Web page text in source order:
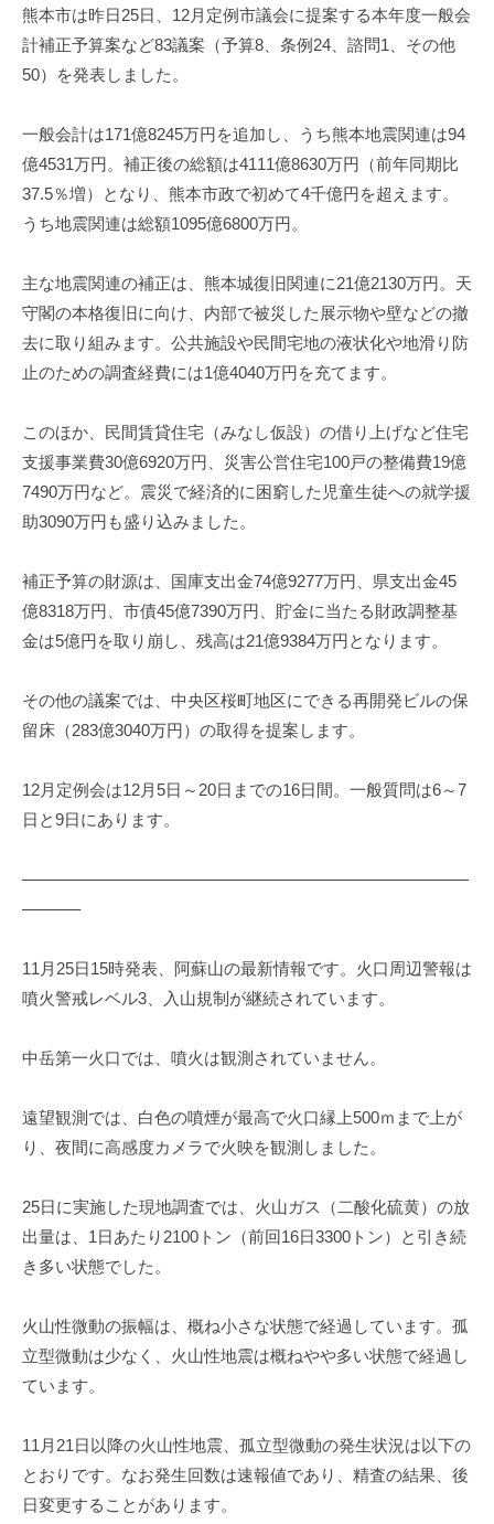
熊本市は昨日25日、12月定例市議会に提案する本年度一般会
計補正予算案など83議案（予算8、条例24、諮問1、その他
50）を発表しました。
一般会計は171億8245万円を追加し、うち熊本地震関連は94
億4531万円。補正後の総額は4111億8630万円（前年同期比
37.5％増）となり、熊本市政で初めて4千億円を超えます。
うち地震関連は総額1095億6800万円。
主な地震関連の補正は、熊本城復旧関連に21億2130万円。天
守閣の本格復旧に向け、内部で被災した展示物や壁などの撤
去に取り組みます。公共施設や民間宅地の液状化や地滑り防
止のための調査経費には1億4040万円を充てます。
このほか、民間賃貸住宅（みなし仮設）の借り上げなど住宅
支援事業費30億6920万円、災害公営住宅100戸の整備費19億
7490万円など。震災で経済的に困窮した児童生徒への就学援
助3090万円も盛り込みました。
補正予算の財源は、国庫支出金74億9277万円、県支出金45
億8318万円、市債45億7390万円、貯金に当たる財政調整基
金は5億円を取り崩し、残高は21億9384万円となります。
その他の議案では、中央区桜町地区にできる再開発ビルの保
留床（283億3040万円）の取得を提案します。
12月定例会は12月5日～20日までの16日間。一般質問は6～7
日と9日にあります。
———————————————————————————
———–
11月25日15時発表、阿蘇山の最新情報です。火口周辺警報は
噴火警戒レベル3、入山規制が継続されています。
中岳第一火口では、噴火は観測されていません。
遠望観測では、白色の噴煙が最高で火口縁上500ｍまで上が
り、夜間に高感度カメラで火映を観測しました。
25日に実施した現地調査では、火山ガス（二酸化硫黄）の放
出量は、1日あたり2100トン（前回16日3300トン）と引き続
き多い状態でした。
火山性微動の振幅は、概ね小さな状態で経過しています。孤
立型微動は少なく、火山性地震は概ねやや多い状態で経過し
ています。
11月21日以降の火山性地震、孤立型微動の発生状況は以下の
とおりです。なお発生回数は速報値であり、精査の結果、後
日変更することがあります。